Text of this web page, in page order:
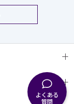
よくある
質問